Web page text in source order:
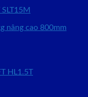
HL1.5T